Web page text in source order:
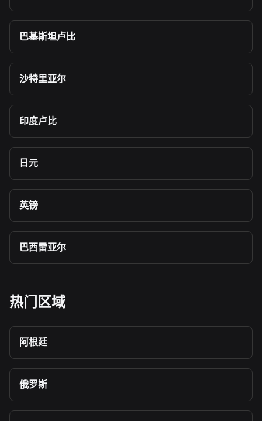
巴基斯坦卢比
沙特里亚尔
印度卢比
日元
英镑
巴西雷亚尔
热门区域
阿根廷
俄罗斯